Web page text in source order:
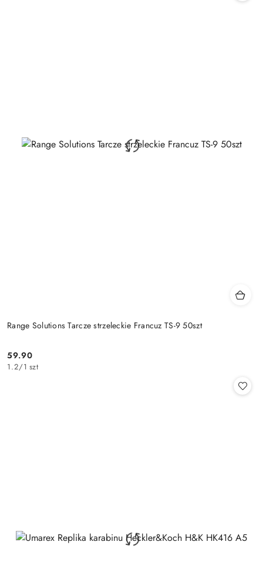
Range Solutions Tarcze strzeleckie Francuz TS-9 50szt
Cena:
59.90
1.2/1 szt